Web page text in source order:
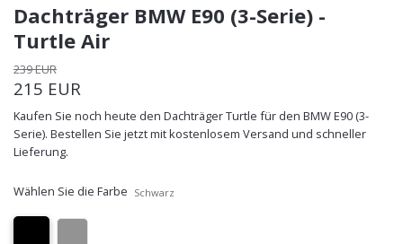
Dachträger BMW E90 (3-Serie) -
Turtle Air
239 EUR
215 EUR
Kaufen Sie noch heute den Dachträger Turtle für den BMW E90 (3-
Serie). Bestellen Sie jetzt mit kostenlosem Versand und schneller
Lieferung.
Wählen Sie die Farbe Schwarz